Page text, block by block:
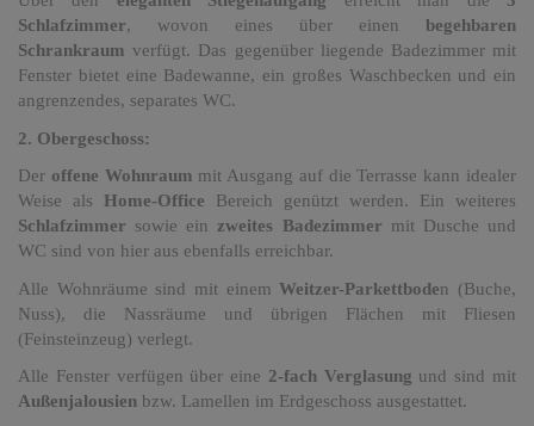
Schlafzimmer, wovon eines über einen begehbaren
Schrankraumverfügt. Das gegenüber liegende Badezimmer mit
Fenster bietet eine Badewanne, ein großes Waschbecken und ein
angrenzendes, separates WC.
2. Obergeschoss:
Der offene Wohnraum mit Ausgang auf die Terrasse kann idealer
Weise als Home-Office Bereich genützt werden. Ein weiteres
Schlafzimmer sowie ein zweites Badezimmer mit Dusche und
WC sind von hier aus ebenfalls erreichbar.
Alle Wohnräume sind mit einem Weitzer-Parkettboden (Buche,
Nuss), die Nassräume und übrigen Flächen mit Fliesen
(Feinsteinzeug) verlegt.
Alle Fenster verfügen über eine 2-fach Verglasung und sind mit
Außenjalousien bzw. Lamellen im Erdgeschoss ausgestattet.